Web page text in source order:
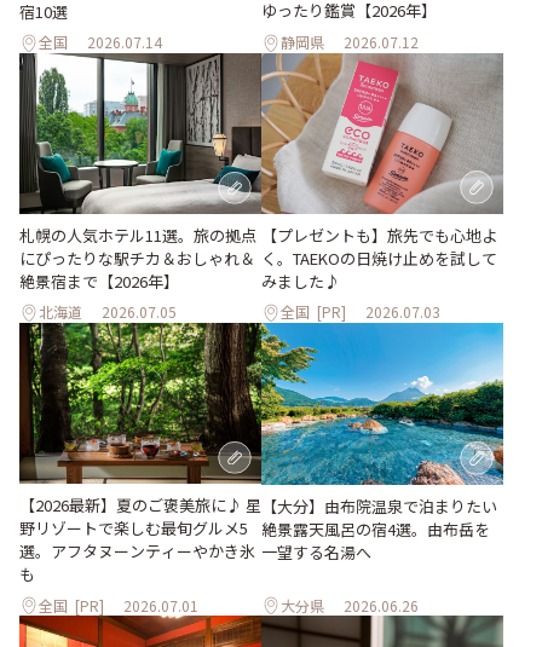
宿10選
全国 2026.07.14
ゆったり鑑賞【2026年】
静岡県 2026.07.12
札幌の人気ホテル11選。旅の拠点
にぴったりな駅チカ＆おしゃれ＆
絶景宿まで【2026年】
北海道 2026.07.05
【プレゼントも】旅先でも心地よ
く。TAEKOの日焼け止めを試して
みました♪
全国 [PR] 2026.07.03
【2026最新】夏のご褒美旅に♪ 星
野リゾートで楽しむ最旬グルメ5
選。アフタヌーンティーやかき氷
も
全国 [PR] 2026.07.01
【大分】由布院温泉で泊まりたい
絶景露天風呂の宿4選。由布岳を
一望する名湯へ
大分県 2026.06.26